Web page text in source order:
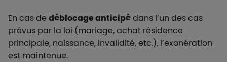
En cas dedéblocage anticipédans l’un des cas
prévus par la loi (mariage, achat résidence
principale, naissance, invalidité, etc.), l’exonération
est maintenue.